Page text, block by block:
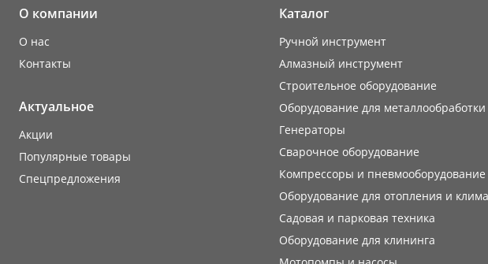
О компании
О нас
Контакты
Актуальное
Акции
Популярные товары
Cпецпредложения
Каталог
Ручной инструмент
Алмазный инструмент
Строительное оборудование
Оборудование для металлообработки
Генераторы
Сварочное оборудование
Компрессоры и пневмооборудование
Оборудование для отопления и
Садовая и парковая техника
Оборудование для клининга